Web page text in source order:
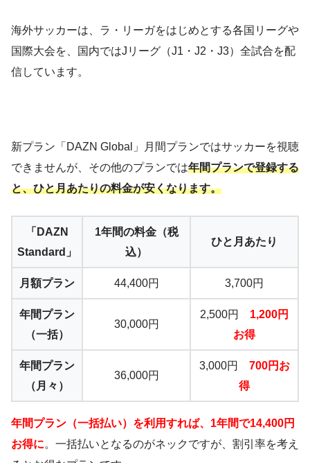
海外サッカーは、ラ・リーガをはじめとする各国リーグや
国際大会を、国内ではJリーグ（J1・J2・J3）全試合を配
信しています。
新プラン「DAZN Global」月間プランではサッカーを視聴
できませんが、その他のプランでは年間プランで登録する
と、ひと月あたりの料金が安くなります。
「DAZN
Standard」
1年間の料金（税
込）
ひと月あたり
月額プラン 44,400円 3,700円
年間プラン
（一括）
30,000円
2,500円 1,200円
お得
年間プラン
（月々）
36,000円
3,000円 700円お
得
年間プラン（一括払い）を利用すれば、1年間で14,400円
お得に。一括払いとなるのがネックですが、割引率を考え